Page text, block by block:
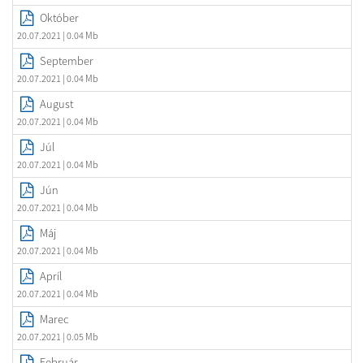
Október
20.07.2021 | 0.04 Mb
September
20.07.2021 | 0.04 Mb
August
20.07.2021 | 0.04 Mb
Júl
20.07.2021 | 0.04 Mb
Jún
20.07.2021 | 0.04 Mb
Máj
20.07.2021 | 0.04 Mb
Apríl
20.07.2021 | 0.04 Mb
Marec
20.07.2021 | 0.05 Mb